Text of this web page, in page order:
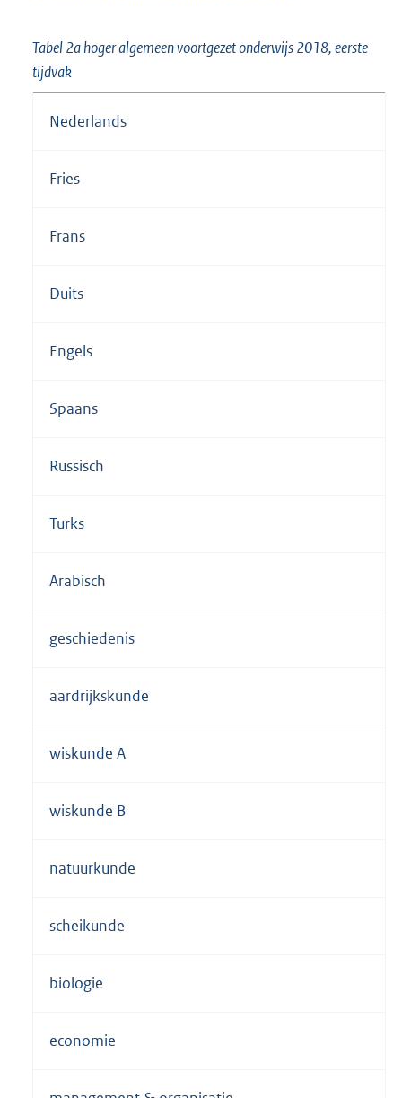
Tabel 2a hoger algemeen voortgezet onderwijs 2018, eerste
tijdvak
Nederlands
Fries
Frans
Duits
Engels
Spaans
Russisch
Turks
Arabisch
geschiedenis
aardrijkskunde
wiskunde A
wiskunde B
natuurkunde
scheikunde
biologie
economie